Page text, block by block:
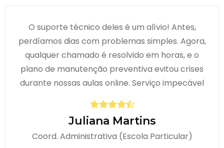
O suporte técnico deles é um alívio! Antes,
perdíamos dias com problemas simples. Agora,
qualquer chamado é resolvido em horas, e o
plano de manutenção preventiva evitou crises
durante nossas aulas online. Serviço impecável
Juliana Martins
Coord. Administrativa (Escola Particular)